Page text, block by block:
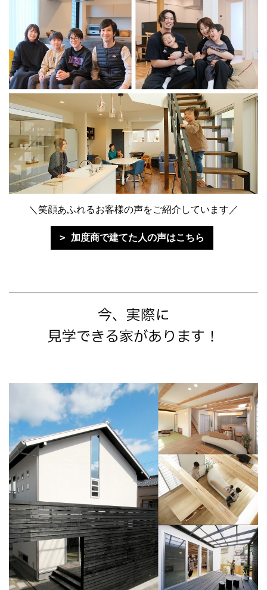
＼笑顔あふれるお客様の声をご紹介しています／
加度商で建てた人の声はこちら
今、実際に
見学できる家があります！